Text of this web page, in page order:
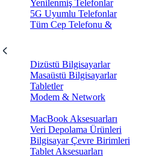
Yenilenmiş Telefonlar
5G Uyumlu Telefonlar
Tüm Cep Telefonu &
Dizüstü Bilgisayarlar
Masaüstü Bilgisayarlar
Tabletler
Modem & Network
MacBook Aksesuarları
Veri Depolama Ürünleri
Bilgisayar Çevre Birimleri
Tablet Aksesuarları